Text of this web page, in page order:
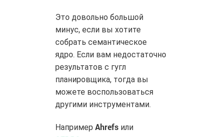
Это довольно большой
минус, если вы хотите
собрать семантическое
ядро. Если вам недостаточно
результатов с гугл
планировщика, тогда вы
можете воспользоваться
другими инструментами.
НапримерAhrefs или